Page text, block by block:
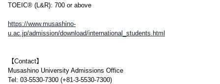
TOEIC® (L&R): 700 or above
https://www.musashino-
u.ac.jp/admission/download/international_students.html
【Contact】
Musashino University Admissions Office
Tel: 03-5530-7300 (+81-3-5530-7300)